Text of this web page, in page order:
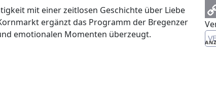
mit einer zeitlosen Geschichte über Liebe
ergänzt das Programm der Bregenzer
emotionalen Momenten überzeugt.